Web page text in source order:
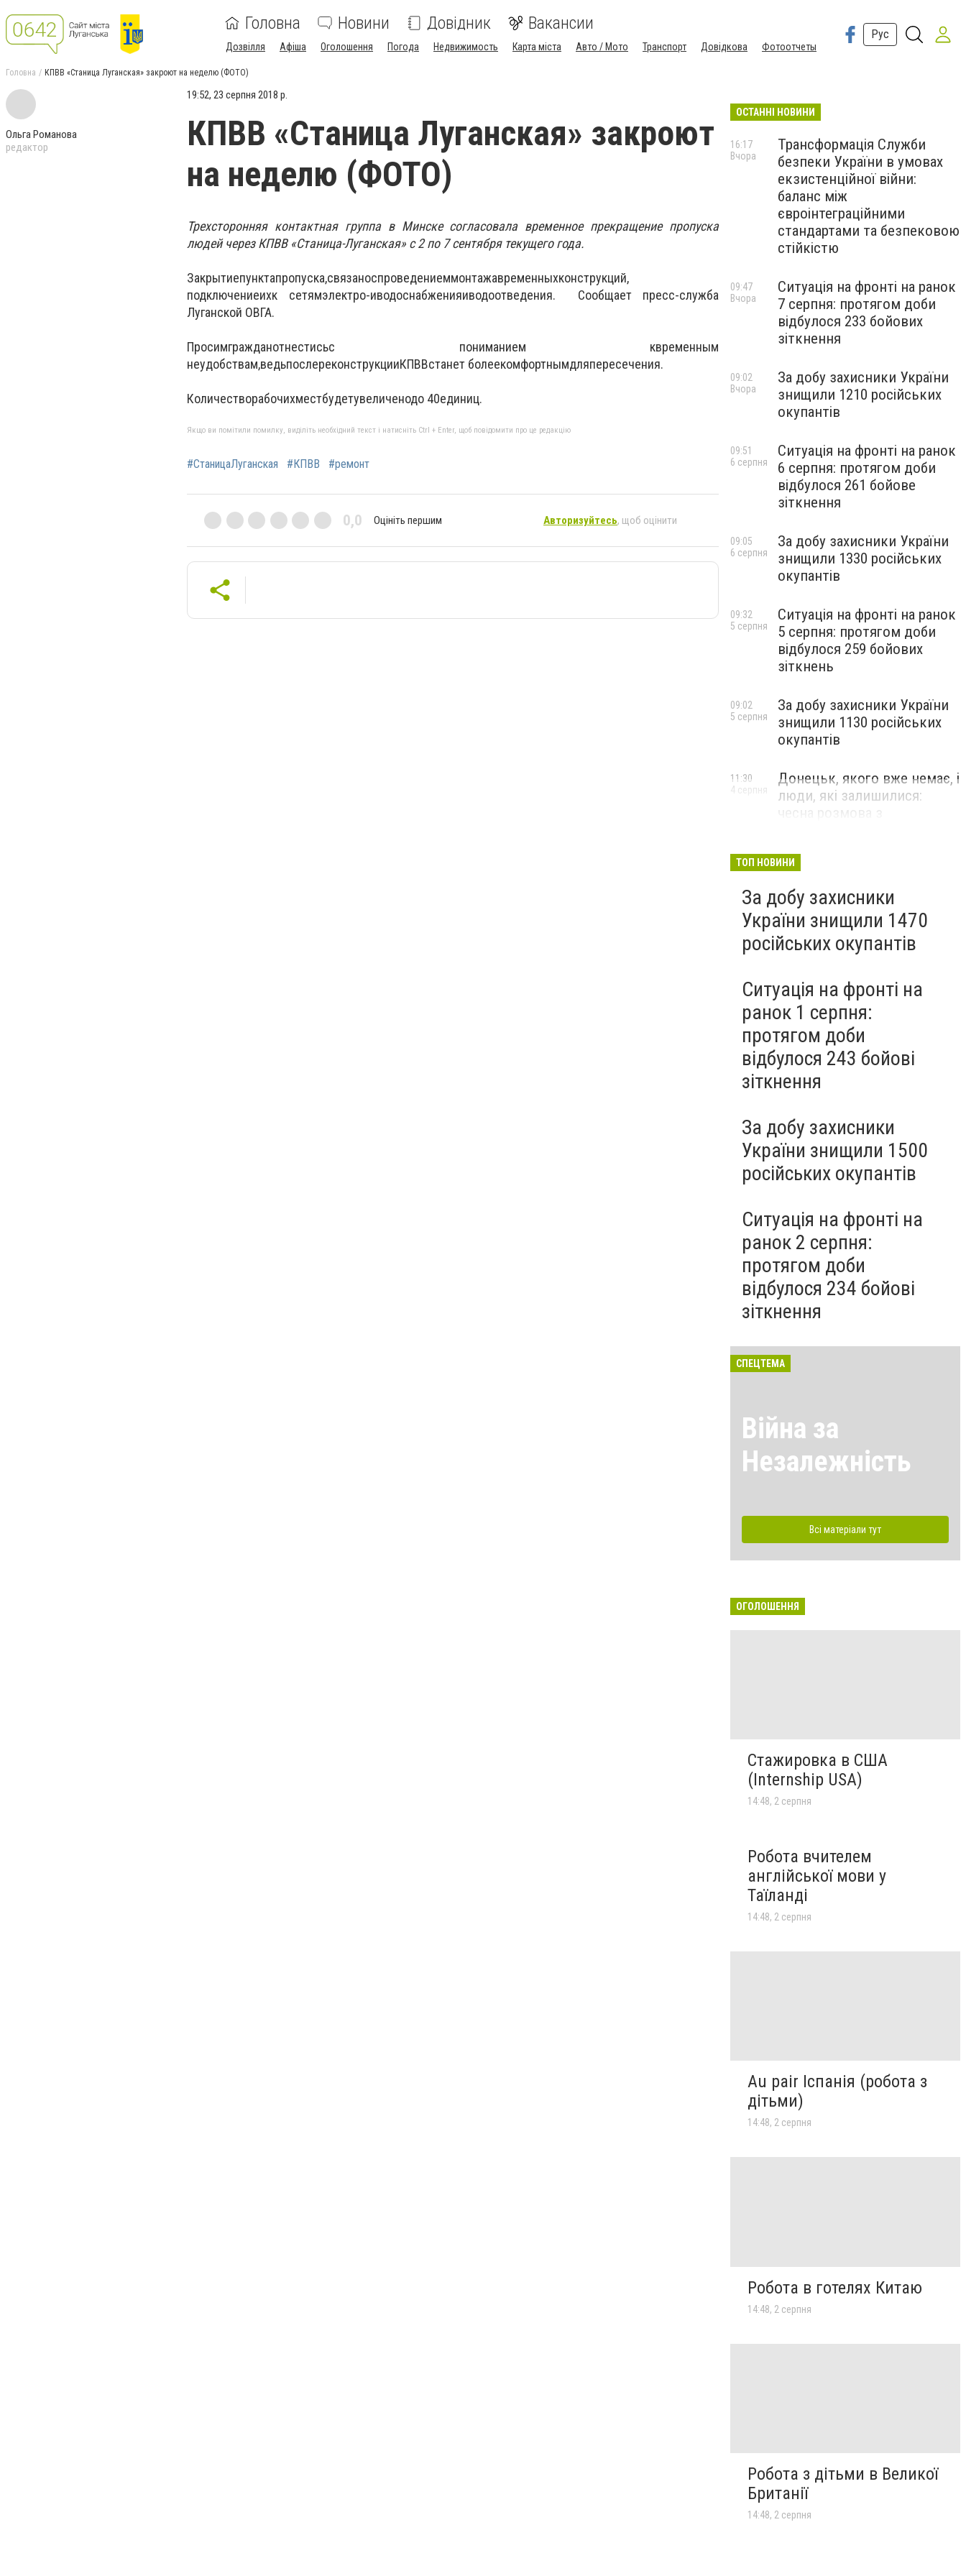
Головна Новини Довідник Вакансии
Дозвілля Афіша Оголошення Погода Недвижимость Карта міста Авто / Мото Транспорт Довідкова Фотоотчеты
Рус
Головна КПВВ «Станица Луганская» закроют на неделю (ФОТО)
Ольга Романова
редактор
19:52, 23 серпня 2018 р.
КПВВ «Станица Луганская» закроют
на неделю (ФОТО)
Трехсторонняяконтактная группа в Минске согласовала временное прекращение пропуска
людей черезКПВВ«Станица-Луганская» с 2 по 7 сентября текущего года.
Закрытиепунктапропуска,связаноспроведениеммонтажавременныхконструкций,
подключениеихк сетямэлектро-иводоснабженияиводоотведения. Сообщает пресс-служба
Луганской ОВГА.
Просимгражданотнестисьс пониманием квременным
неудобствам,ведьпослереконструкцииКПВВстанет болеекомфортнымдляпересечения.
Количестворабочихместбудетувеличенодо 40единиц.
Якщо ви помітили помилку, виділіть необхідний текст і натисніть Ctrl + Enter, щоб повідомити про це редакцію
#СтаницаЛуганская #КПВВ #ремонт
0,0 Оцініть першим Авторизуйтесь, щоб оцінити
ОСТАННІ НОВИНИ
Трансформація Служби
безпеки України в умовах
екзистенційної війни:
баланс між
євроінтеграційними
стандартами та безпековою
стійкістю
16:17
Вчора
Ситуація на фронті на ранок
7 серпня: протягом доби
відбулося 233 бойових
зіткнення
09:47
Вчора
За добу захисники України
знищили 1210 російських
окупантів
09:02
Вчора
Ситуація на фронті на ранок
6 серпня: протягом доби
відбулося 261 бойове
зіткнення
09:51
6 серпня
За добу захисники України
знищили 1330 російських
окупантів
09:05
6 серпня
Ситуація на фронті на ранок
5 серпня: протягом доби
відбулося 259 бойових
зіткнень
09:32
5 серпня
За добу захисники України
знищили 1130 російських
окупантів
09:02
5 серпня
Донецьк, якого вже немає, і
люди, які залишилися:
11:30
4 серпня
ТОП НОВИНИ
За добу захисники
України знищили 1470
російських окупантів
Ситуація на фронті на
ранок 1 серпня:
протягом доби
відбулося 243 бойові
зіткнення
За добу захисники
України знищили 1500
російських окупантів
Ситуація на фронті на
ранок 2 серпня:
протягом доби
відбулося 234 бойові
зіткнення
СПЕЦТЕМА
Війна за
Незалежність
Всі матеріали тут
ОГОЛОШЕННЯ
Стажировка в США
(Internship USA)
14:48, 2 серпня
Робота вчителем
англійської мови у
Таїланді
14:48, 2 серпня
Au pair Іспанія (робота з
дітьми)
14:48, 2 серпня
Робота в готелях Китаю
14:48, 2 серпня
Робота з дітьми в Великої
Британії
14:48, 2 серпня